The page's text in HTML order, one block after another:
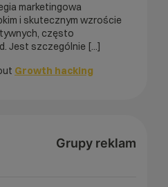
marketingowa
i skutecznym wzroście
często
Jest szczególnie [...]
Growth hacking
Grupy reklam